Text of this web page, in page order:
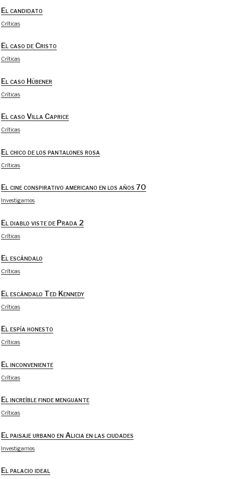
El candidato
Críticas
El caso de Cristo
Críticas
El caso Hübener
Críticas
El caso Villa Caprice
Críticas
El chico de los pantalones rosa
Críticas
El cine conspirativo americano en los años 70
Investigamos
El diablo viste de Prada 2
Críticas
El escándalo
Críticas
El escándalo Ted Kennedy
Críticas
El espía honesto
Críticas
El inconveniente
Críticas
El increíble finde menguante
Críticas
El paisaje urbano en Alicia en las ciudades
Investigamos
El palacio ideal